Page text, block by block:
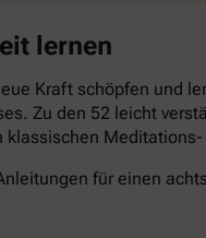
lernen
Kraft schöpfen und
Zu den 52 leicht
klassischen
für einen